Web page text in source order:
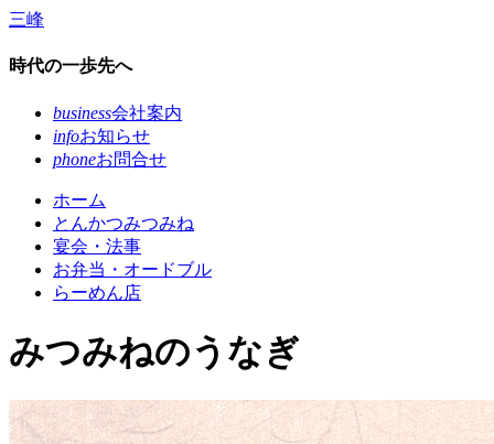
コ
テ
三峰
時代の一歩先へ
business会社案内
infoお知らせ
phoneお問合せ
ホーム
とんかつみつみね
宴会・法事
お弁当・オードブル
らーめん店
みつみねのうなぎ